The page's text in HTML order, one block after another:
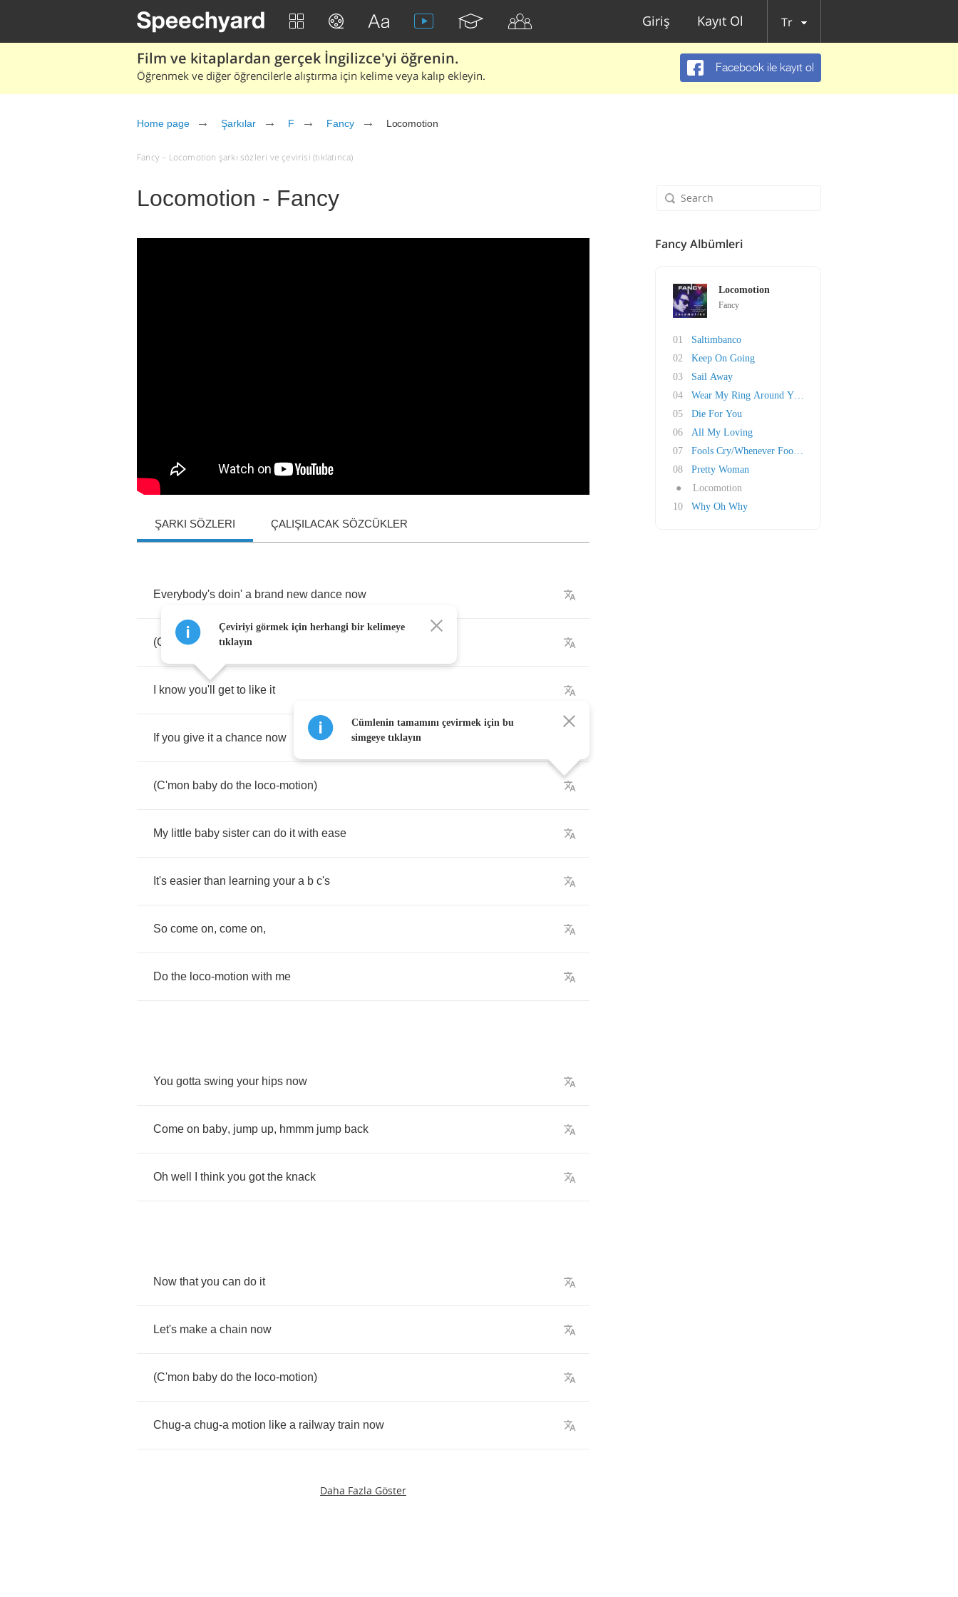
Giriş Kayıt Ol Tr
Film ve kitaplardan gerçek İngilizce'yi öğrenin.
Öğrenmek ve diğer öğrencilerle alıştırma için kelime veya kalıp ekleyin.
Facebook ile kayıt ol
Home page Şarkılar F Fancy Locomotion
Fancy – Locomotion şarkı sözleri ve çevirisi (tıklatınca)
Locomotion - Fancy
ŞARKI SÖZLERI ÇALIŞILACAK SÖZCÜKLER
Everybody's doin' a brand new dance now
(C'mon baby do the
know you'll get to like it
If you give it a chance now
(C'mon baby do the loco-motion)
My little baby sister can do it with ease
It's easier than learning your a b c's
So come on, come on,
Do the loco-motion with me
You gotta swing your hips now
Come on baby, jump up, hmmm jump back
Oh well think you got the knack
Now that you can do it
Let's make a chain now
(C'mon baby do the loco-motion)
Chug-a chug-a motion like a railway train now
Daha Fazla Göster
Çeviriyi görmek için herhangi bir kelimeye
tıklayın
Cümlenin tamamını çevirmek için bu
simgeye tıklayın
Fancy Albümleri
Locomotion
Fancy
01
Saltimbanco
02
Keep On Going
03
Sail Away
04
Wear My Ring Around Your Neck
05
Die For You
06
All My Loving
07
Fools Cry/Whenever Fools Cry
08
Pretty Woman
●
Locomotion
10
Why Oh Why